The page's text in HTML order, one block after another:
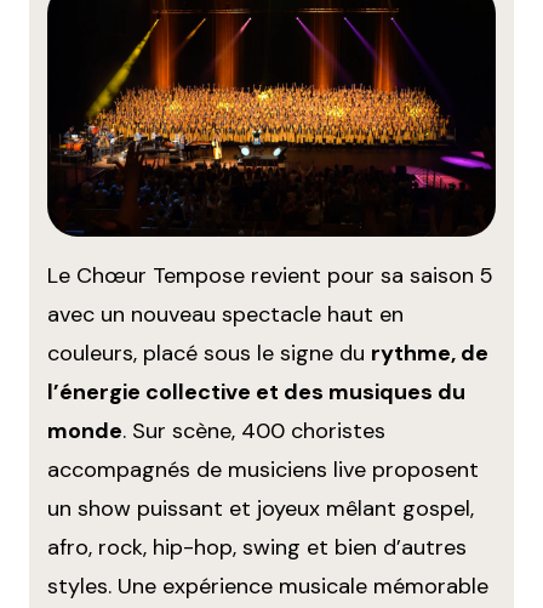
Le Chœur Tempose revient pour sa saison 5
avec un nouveau spectacle haut en
couleurs, placé sous le signe du rythme, de
l’énergie collective et des musiques du
monde. Sur scène, 400 choristes
accompagnés de musiciens live proposent
un show puissant et joyeux mêlant gospel,
afro, rock, hip-hop, swing et bien d’autres
styles. Une expérience musicale mémorable